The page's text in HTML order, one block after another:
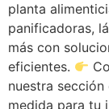
planta
panificadoras,
más con
eficientes.
nuestra
medida para tu